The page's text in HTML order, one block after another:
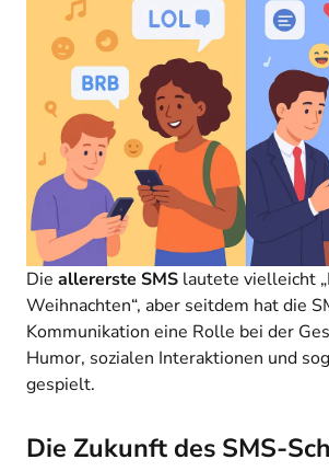
Die allererste SMS lautete vielleicht
Weihnachten“, aber seitdem hat die
Kommunikation eine Rolle bei der
Humor, sozialen Interaktionen und
gespielt.
Die Zukunft des SMS-